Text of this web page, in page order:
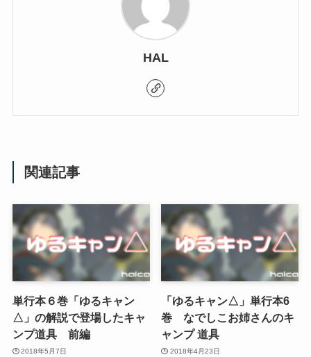
HAL
関連記事
単行本６巻「ゆるキャン
△」の解説で登場したキャ
ンプ道具 前編
2018年5月7日
「ゆるキャン△」単行本6
巻 なでしこお姉さんのキ
ャンプ 道具
2018年4月23日